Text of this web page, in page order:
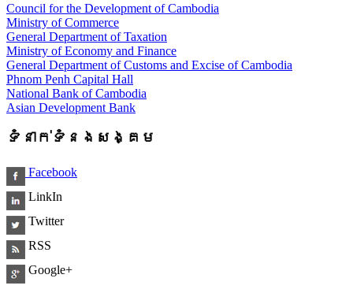
Council for the Development of Cambodia
Ministry of Commerce
General Department of Taxation
Ministry of Economy and Finance
General Department of Customs and Excise of Cambodia
Phnom Penh Capital Hall
National Bank of Cambodia
Asian Development Bank
ទំនាក់ទំនងសង្គម
Facebook
LinkIn
Twitter
RSS
Google+